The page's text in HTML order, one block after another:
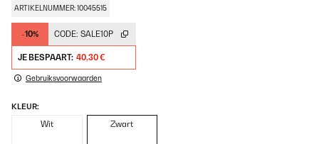
ARTIKELNUMMER: 10045515
-10% CODE: SALE10P
JE BESPAART: 40,30 €
Gebruiksvoorwaarden
KLEUR:
Wit Zwart